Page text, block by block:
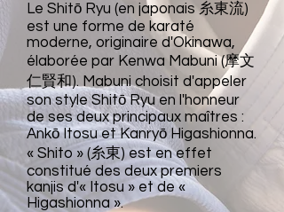
Le Shitō Ryu (en japonais 糸東流)
est une forme de karaté
moderne, originaire d'Okinawa,
élaborée par Kenwa Mabuni (摩文
仁賢和). Mabuni choisit d'appeler
son style Shitō Ryu en l'honneur
de ses deux principaux maîtres :
Ankō Itosu et Kanryō Higashionna.
« Shito » (糸東) est en effet
constitué des deux premiers
kanjis d'« Itosu » et de «
Higashionna ».